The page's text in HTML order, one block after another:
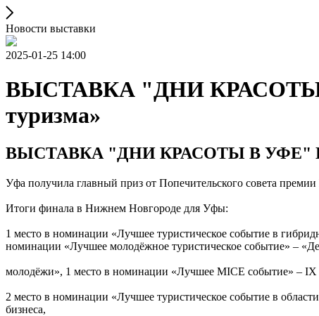
Новости выставки
2025-01-25 14:00
ВЫСТАВКА "ДНИ КРАСОТЫ
туризма»
ВЫСТАВКА "ДНИ КРАСОТЫ В УФЕ"
Уфа получила главный приз от Попечительского совета
Итоги финала в Нижнем Новгороде для Уфы:
1 место в номинации «Лучшее туристическое событие в
номинации «Лучшее молодёжное туристическое событие» –
молодёжи», 1 место в номинации «Лучшее MICE событие» –
2 место в номинации «Лучшее туристическое событие в
бизнеса,